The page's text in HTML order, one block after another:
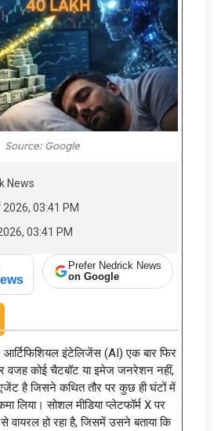
Source: Google
News
2026, 03:41 PM
03:41 PM
Prefer Nedrick News
on Google
आर्टिफिशियल इंटेलिजेंस (AI) एक बार फिर
वजह कोई चैटबॉट या इमेज जनरेशन नहीं,
है जिसने कथित तौर पर कुछ ही घंटों में
लिया। सोशल मीडिया प्लेटफॉर्म X पर
वायरल हो रहा है, जिसमें उसने बताया कि